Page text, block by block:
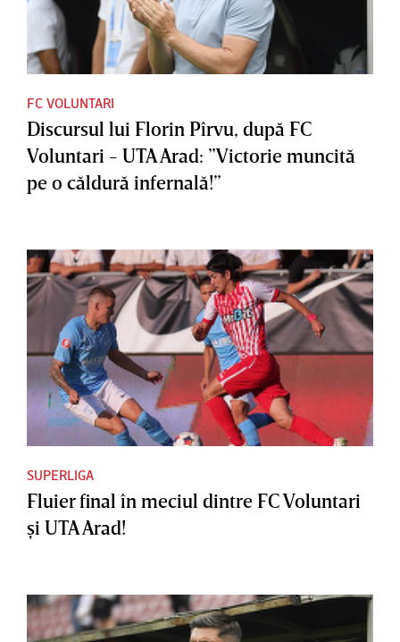
FC VOLUNTARI
Discursul lui Florin Pîrvu, după FC
Voluntari - UTA Arad: ”Victorie muncită
pe o căldură infernală!”
SUPERLIGA
Fluier final în meciul dintre FC Voluntari
şi UTA Arad!